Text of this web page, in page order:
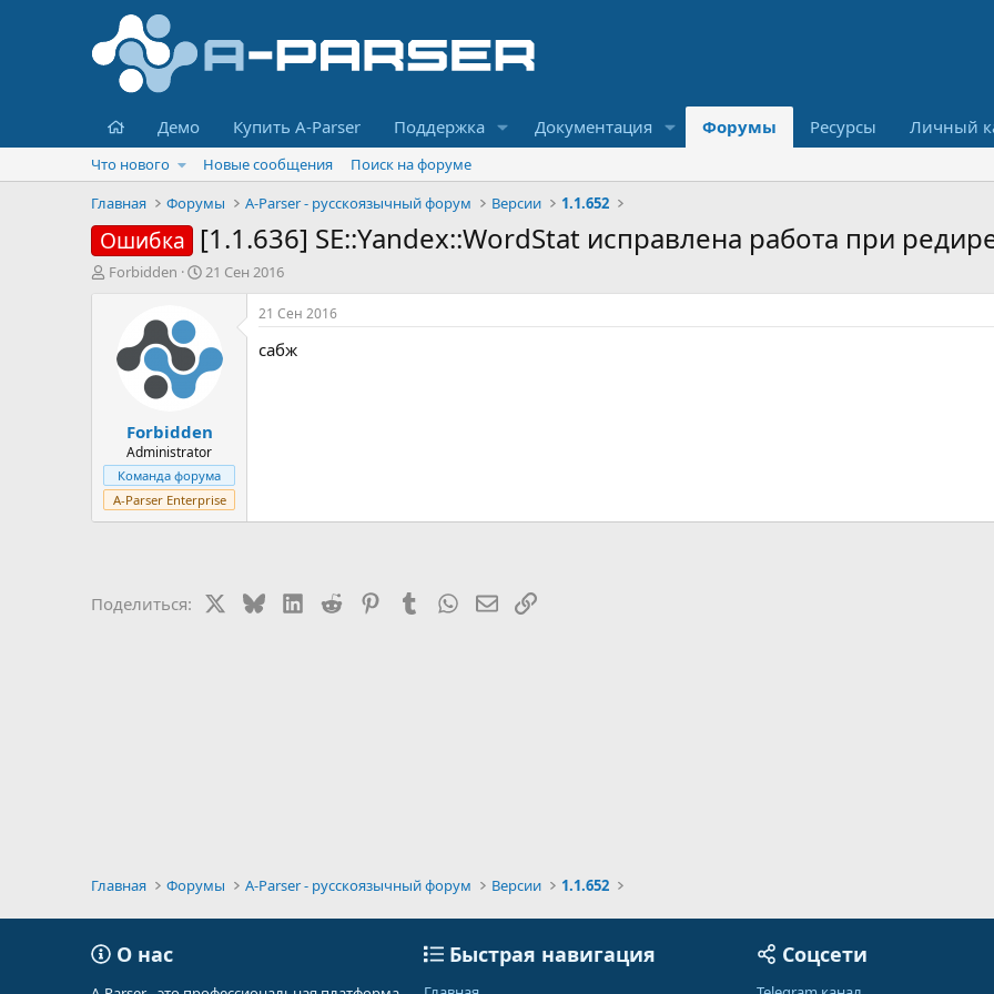
Главная
Демо Купить A-Parser Поддержка Документация Форумы Ресурсы Личный
Что нового Новые сообщения
Поиск на форуме
Главная
Форумы A-Parser - русскоязычный форум Версии 1.1.652
Ошибка [1.1.636] SE::Yandex::WordStat исправлена работа при
А
Forbidden
Д
н
а
л
а
21 Сен 2016
Forbidden
Administrator
Команда форума
A-Parser Enterprise
21 Сен 2016
сабж
Поделиться: BlueskyLinkedIn
Reddit PinterestTumblrWhatsAppЭлектронная почта
Ссылка
Главная Форумы A-Parser - русскоязычный форум Версии 1.1.652
О нас Быстрая навигация Соцсети